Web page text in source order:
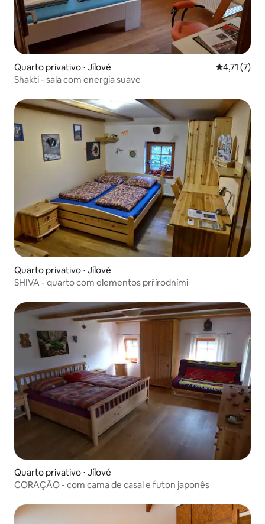
Quarto privativo ⋅ Jílové 4,71 de
4,71 (7)
Shakti - sala com energia suave
Quarto privativo ⋅ Jílové
SHIVA - quarto com elementos prřírodními
Quarto privativo ⋅ Jílové
CORAÇÃO - com cama de casal e futon japonês